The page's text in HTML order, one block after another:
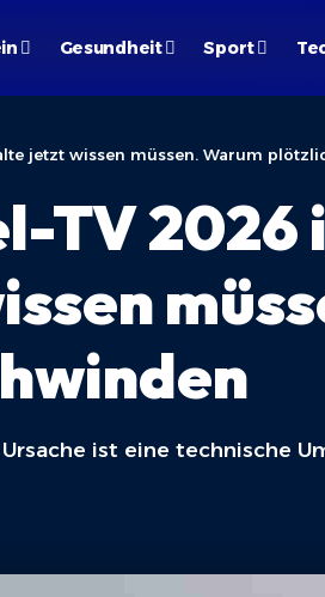
Gesundheit Sport
jetzt wissen müssen. Warum
TV 2026
ist eine technische